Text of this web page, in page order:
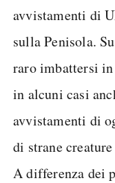
avvistamenti di
sulla Penisola.
raro imbattersi
in alcuni casi
avvistamenti di
di strane
A differenza dei